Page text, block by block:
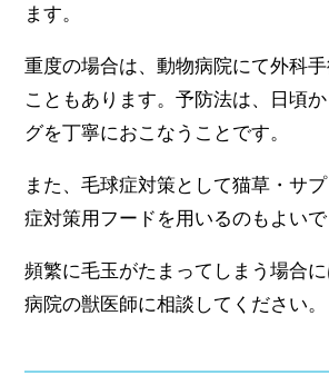
ます。
重度の場合は、動物病院にて外科
こともあります。予防法は、日頃
グを丁寧におこなうことです。
また、毛球症対策として猫草・サ
症対策用フードを用いるのもよいで
頻繁に毛玉がたまってしまう場合
病院の獣医師に相談してください。